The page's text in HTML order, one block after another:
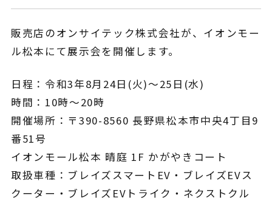
別途
電動アシスト自転車
¥225,454
近くの店舗を見る
販売店のオンサイテック株式会社が、イオンモー
ル松本にて展示会を開催します。
日程：令和3年8月24日(火)～25日(水)
時間：10時～20時
開催場所：〒390-8560 長野県松本市中央4丁目9
番51号
イオンモール松本 晴庭 1F かがやきコート
取扱車種：ブレイズスマートEV・ブレイズEVス
クーター・ブレイズEVトライク・ネクストクル